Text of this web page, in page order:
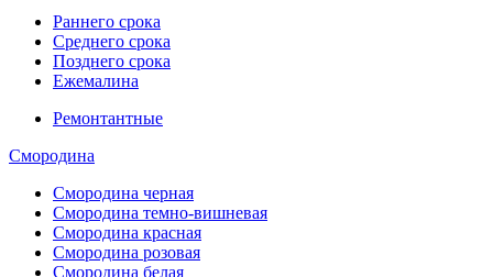
Раннего срока
Среднего срока
Позднего срока
Ежемалина
Ремонтантные
Смородина
Смородина черная
Смородина темно-вишневая
Смородина красная
Смородина розовая
Смородина белая